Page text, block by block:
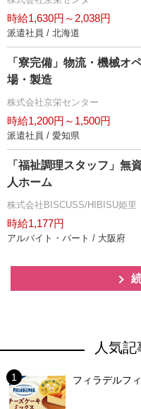
時給1,630円～2,038円
派遣社員 / 北海道
「寮完備」物流・機械オ
場・製造
株式会社京栄センター
時給1,200円～1,500円
派遣社員 / 愛知県
「福祉調理スタッフ」無
人ホーム
株式会社BISCUSS/HIBISU姫里
時給1,177円
アルバイト・パート / 大阪府
人気
フィラデルフ